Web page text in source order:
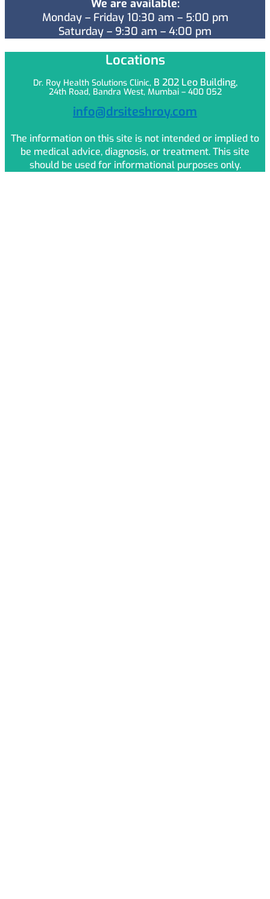
We are available:
Monday – Friday 10:30 am – 5:00 pm
Saturday – 9:30 am – 4:00 pm
Locations
Dr. Roy Health Solutions Clinic, B 202 Leo Building,
24th Road, Bandra West, Mumbai – 400 052
info@drsiteshroy.com
The information on this site is not intended or implied to
be medical advice, diagnosis, or treatment. This site
should be used for informational purposes only.